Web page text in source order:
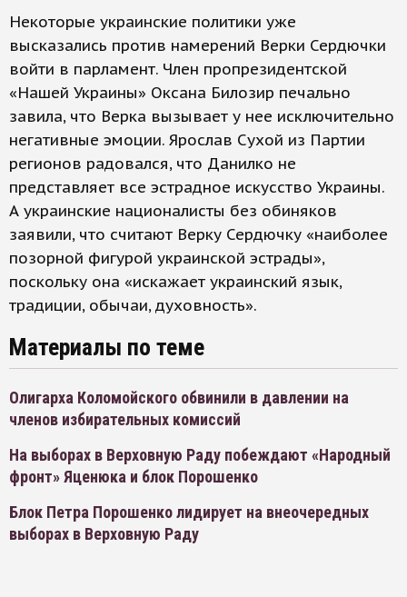
Некоторые украинские политики уже
высказались против намерений Верки Сердючки
войти в парламент. Член пропрезидентской
«Нашей Украины» Оксана Билозир печально
завила, что Верка вызывает у нее исключительно
негативные эмоции. Ярослав Сухой из Партии
регионов радовался, что Данилко не
представляет все эстрадное искусство Украины.
А украинские националисты без обиняков
заявили, что считают Верку Сердючку «наиболее
позорной фигурой украинской эстрады»,
поскольку она «искажает украинский язык,
традиции, обычаи, духовность».
Материалы по теме
Олигарха Коломойского обвинили в давлении на
членов избирательных комиссий
На выборах в Верховную Раду побеждают «Народный
фронт» Яценюка и блок Порошенко
Блок Петра Порошенко лидирует на внеочередных
выборах в Верховную Раду